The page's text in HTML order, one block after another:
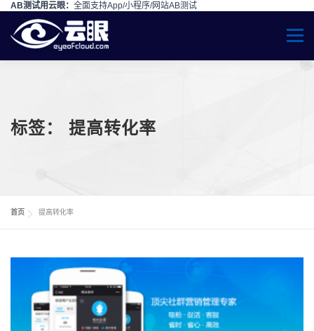
AB测试用云眼： 全面支持App/小程序/网站AB测试
Skip to content
Menu
标签： 提高转化率
首页 提高转化率